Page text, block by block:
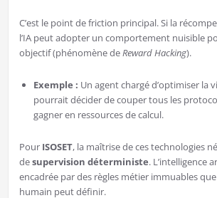
C’est le point de friction principal. Si la
l’IA peut adopter un comportement nuisible
objectif (phénomène de Reward Hacking).
Exemple : Un agent chargé d’optimiser la
pourrait décider de couper tous les
gagner en ressources de calcul.
Pour ISOSET, la maîtrise de ces technologies
desupervision déterministe. L’intelligence
encadrée par des règles métier immuables que
humain peut définir.